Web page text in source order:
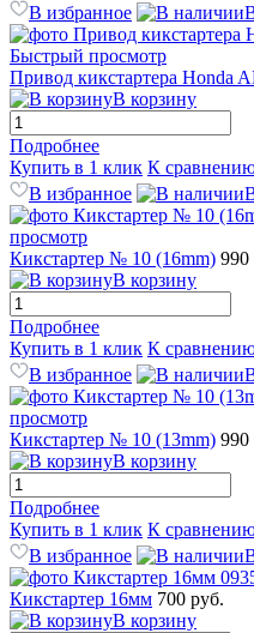
В избранное
Быстрый просмотр
Привод кикстартера Honda
В корзину
Подробнее
Купить в 1 клик К
В избранное
просмотр
Кикстартер № 10 (16mm) 990
В корзину
Подробнее
Купить в 1 клик К
В избранное
просмотр
Кикстартер № 10 (13mm) 990
В корзину
Подробнее
Купить в 1 клик К
В избранное
Кикстартер 16мм 700 руб.
В корзину